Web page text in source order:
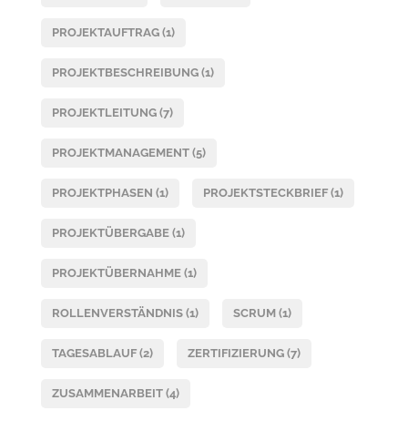
PROJEKTAUFTRAG (1)
PROJEKTBESCHREIBUNG (1)
PROJEKTLEITUNG (7)
PROJEKTMANAGEMENT (5)
PROJEKTPHASEN (1) PROJEKTSTECKBRIEF (1)
PROJEKTÜBERGABE (1)
PROJEKTÜBERNAHME (1)
ROLLENVERSTÄNDNIS (1) SCRUM (1)
TAGESABLAUF (2) ZERTIFIZIERUNG (7)
ZUSAMMENARBEIT (4)